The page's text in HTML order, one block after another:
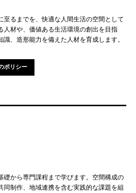
至るまでを、快適な人間生活の空間として
人材や、価値ある生活環境の創出を目指
識、造形能力を備えた人材を育成します。
ポリシー
礎から専門課程まで学びます。空間構成の
同制作、地域連携を含む実践的な課題を組